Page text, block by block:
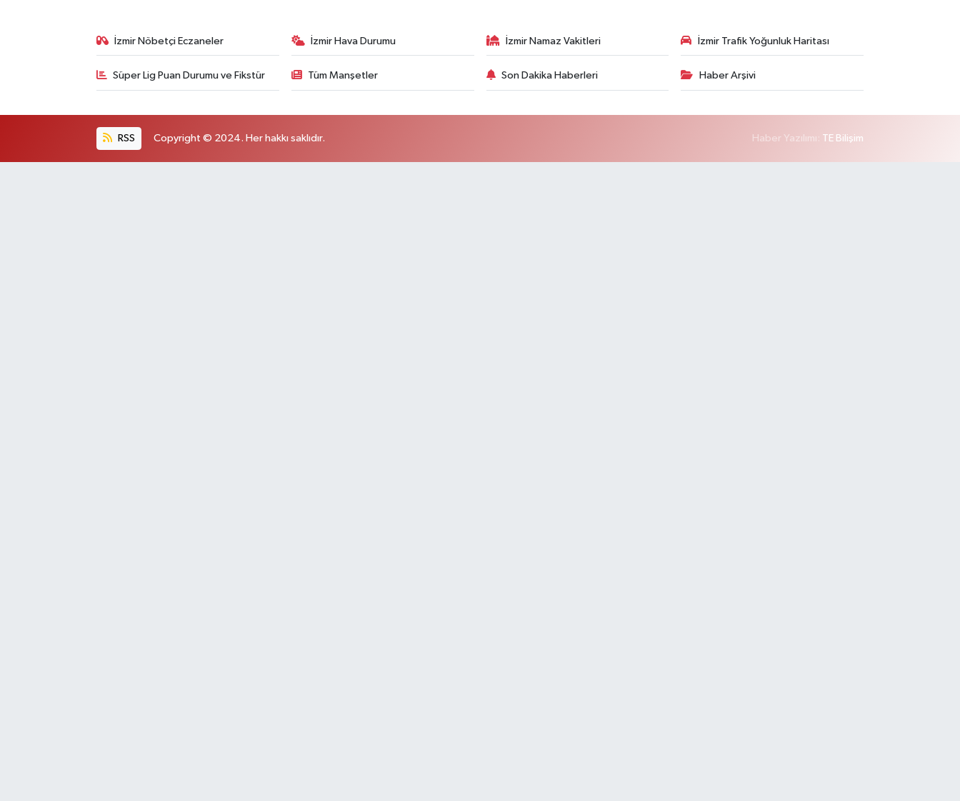
İzmir Nöbetçi Eczaneler İzmir Hava Durumu İzmir Namaz Vakitleri İzmir Trafik Yoğunluk Haritası
Süper Lig Puan Durumu ve Fikstür Tüm Manşetler Son Dakika Haberleri Haber Arşivi
RSS Copyright © 2024. Her hakkı saklıdır. Haber Yazılımı: TE Bilişim